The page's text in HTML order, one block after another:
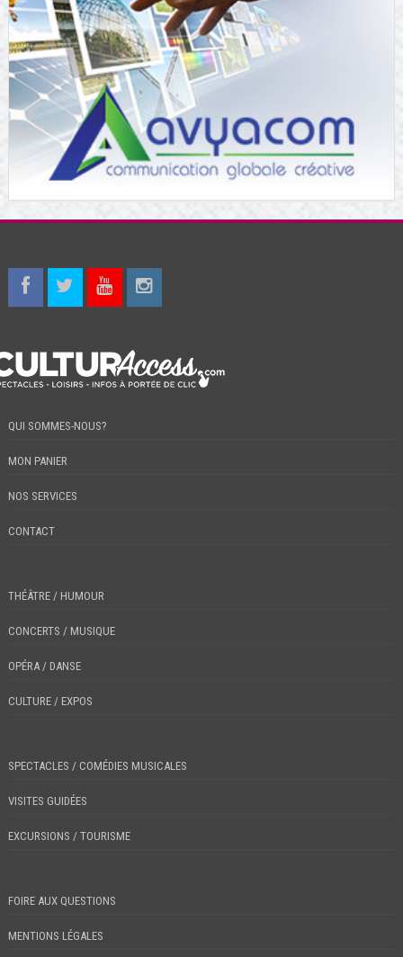
QUI SOMMES-NOUS?
MON PANIER
NOS SERVICES
CONTACT
THÉÂTRE / HUMOUR
CONCERTS / MUSIQUE
OPÉRA / DANSE
CULTURE / EXPOS
SPECTACLES / COMÉDIES MUSICALES
VISITES GUIDÉES
EXCURSIONS / TOURISME
FOIRE AUX QUESTIONS
MENTIONS LÉGALES